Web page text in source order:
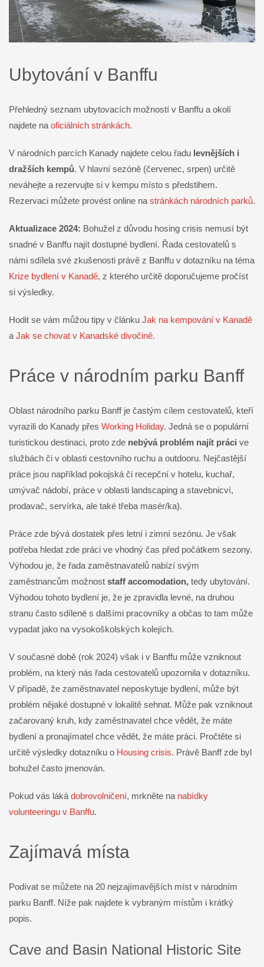
Ubytování v Banffu
Přehledný seznam ubytovacích možností v Banffu a okolí
najdete naoficiálních stránkách.
V národních parcích Kanady najdete celou řadu levnějších i
dražších kempů. V hlavní sezóně (červenec, srpen) určitě
neváhejte a rezervujte si v kempu místo s předstihem.
Rezervaci můžete provést online nastránkách národních parků.
Aktualizace 2024: Bohužel z důvodu hosing crisis nemusí být
snadné v Banffu najít dostupné bydlení. Řada cestovatelů s
námi sdílela své zkušenosti právě z Banffu v dotazníku na téma
Krize bydlení v Kanadě, z kterého určitě doporučujeme pročíst
si výsledky.
Hodit se vám můžou tipy v článku Jak na kempování v Kanadě
aJak se chovat v Kanadské divočině.
Práce v národním parku Banff
Oblast národního parku Banff je častým cílem cestovatelů, kteří
vyrazili do Kanady přes Working Holiday. Jedná se o populární
turistickou destinaci, proto zde nebývá problém najít práci ve
službách či v oblasti cestovního ruchu a outdooru. Nejčastější
práce jsou například pokojská či recepční v hotelu, kuchař,
umývač nádobí, práce v oblasti landscaping a stavebnicví,
prodavač, servírka, ale také třeba masér/ka).
Práce zde bývá dostatek přes letní i zimní sezónu. Je však
potřeba hledat zde práci ve vhodný čas před počátkem sezony.
Výhodou je, že řada zaměstnavatelů nabízí svým
zaměstnancům možnost staff accomodation, tedy ubytování.
Výhodou tohoto bydlení je, že je zpravidla levné, na druhou
stranu často sdílené s dalšími pracovníky a občas to tam může
vypadat jako na vysokoškolských kolejích.
V současné době (rok 2024) však i v Banffu může vzniknout
problém, na který nás řada cestovatelů upozornila v dotazníku.
V případě, že zaměstnavatel neposkytuje bydlení, může být
problém nějaké dostupné v lokalitě sehnat. Může pak vzniknout
začarovaný kruh, kdy zaměstnavatel chce vědět, že máte
bydlení a pronajímatel chce vědět, že máte práci. Pročtěte si
určitě výsledky dotazníku o Housing crisis. Právě Banff zde byl
bohužel často jmenován.
Pokud vás lákádobrovolničení, mrkněte na nabídky
volunteeringu v Banffu.
Zajímavá místa
Podívat se můžete na 20 nejzajímavějších míst v národním
parku Banff. Níže pak najdete k vybraným místům i krátký
popis.
Cave and Basin National Historic Site